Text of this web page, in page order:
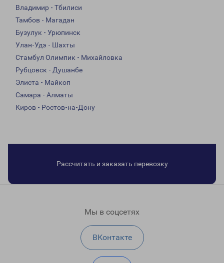
Владимир - Тбилиси
Тамбов - Магадан
Бузулук - Урюпинск
Улан-Удэ - Шахты
Стамбул Олимпик - Михайловка
Рубцовск - Душанбе
Элиста - Майкоп
Самара - Алматы
Киров - Ростов-на-Дону
Рассчитать и заказать перевозку
Мы в соцсетях
ВКонтакте